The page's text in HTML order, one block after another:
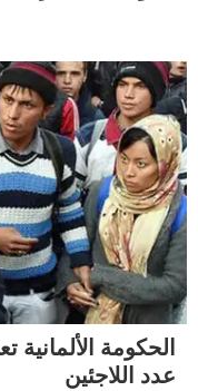
الحكومة
عدد اللاجئين